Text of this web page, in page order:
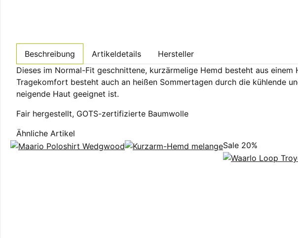
Beschreibung Artikeldetails
Hersteller
Dieses im Normal-Fit geschnittene, kurzärmelige Hemd besteht aus
Tragekomfort besteht auch an heißen Sommertagen durch die kühlende
neigende Haut geeignet ist.
Fair hergestellt, GOTS-zertifizierte Baumwolle
Ähnliche Artikel
Sale 20%